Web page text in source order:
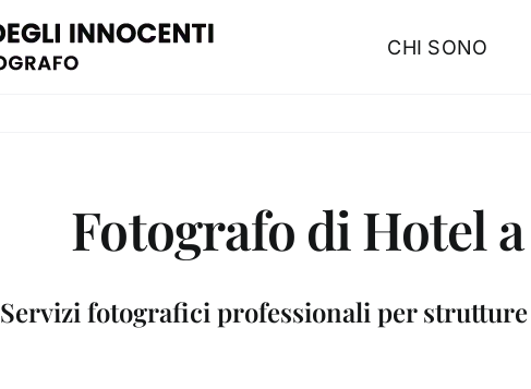
CHI SONO
Fotografo di Hotel
Servizi fotografici professionali per